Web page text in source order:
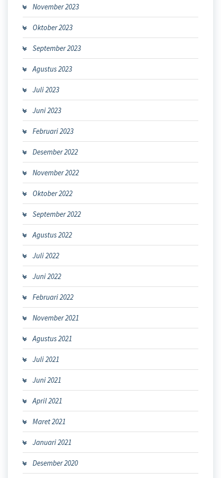
November 2023
Oktober 2023
September 2023
Agustus 2023
Juli 2023
Juni 2023
Februari 2023
Desember 2022
November 2022
Oktober 2022
September 2022
Agustus 2022
Juli 2022
Juni 2022
Februari 2022
November 2021
Agustus 2021
Juli 2021
Juni 2021
April 2021
Maret 2021
Januari 2021
Desember 2020